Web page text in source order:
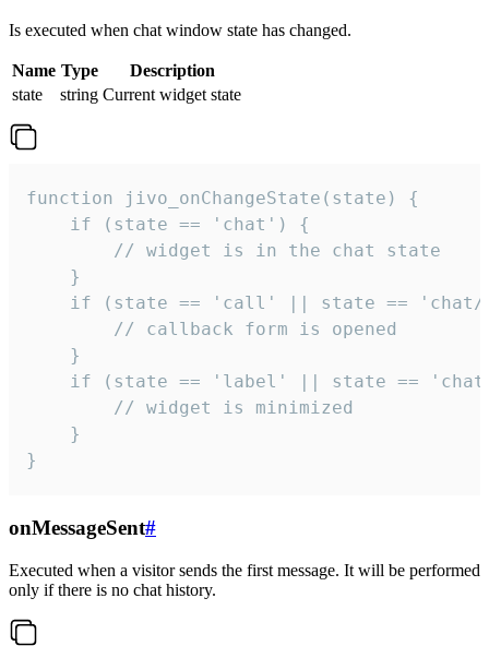
Is executed when chat window state has changed.
Name Type
Description
state
string Current widget state
function jivo_onChangeState(state) {
    if (state == 'chat') {
        // widget is in the chat state
    }
if (state == 'call' || state ==
        // callback form is opened
    }
if (state == 'label' || state ==
        // widget is minimized
    }
}
onMessageSent#
Executed when a visitor sends the first message. It will be performed
only if there is no chat history.